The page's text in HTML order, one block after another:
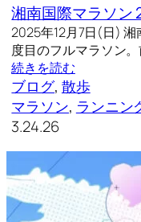
湘南国際マラソン
2025年12月7日(日)
度目のフルマラソン
続きを読む
ブログ, 散歩
マラソン, ランニン
3.24.26